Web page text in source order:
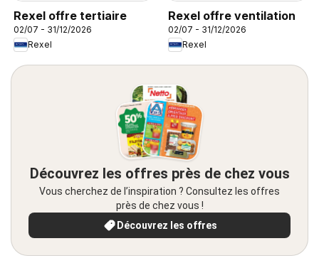
Rexel offre tertiaire
02/07 - 31/12/2026
Rexel
Rexel offre ventilation
02/07 - 31/12/2026
Rexel
Découvrez les offres près de chez vous
Vous cherchez de l’inspiration ? Consultez les offres
près de chez vous !
Découvrez les offres